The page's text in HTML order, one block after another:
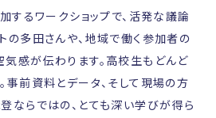
るワークショップで、活発な議論
の多田さんや、地域で働く参加者の
感が伝わります。高校生もどんど
事前資料とデータ、そして現場の方
ならではの、とても深い学びが得ら